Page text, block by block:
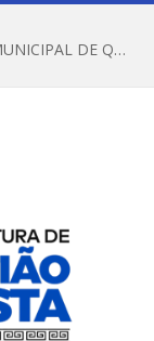
REGULAMENTO DO X CONCURSO INTERMUNICIPAL DE QUADRILHAS JUNINAS – 2026 – ARRAIÁ DA VENEZA